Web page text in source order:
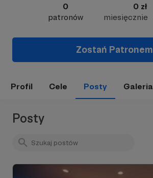
0
patronów
0 zł
miesięcznie
Zostań Patronem
Profil Cele Posty Galeria
Posty